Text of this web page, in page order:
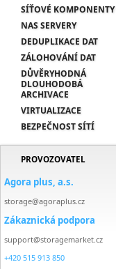
SÍŤOVÉ KOMPONENTY
NAS SERVERY
DEDUPLIKACE DAT
ZÁLOHOVÁNÍ DAT
DŮVĚRYHODNÁ
DLOUHODOBÁ
ARCHIVACE
VIRTUALIZACE
BEZPEČNOST SÍTÍ
PROVOZOVATEL
Agora plus, a.s.
storage@agoraplus.cz
Zákaznická podpora
support@storagemarket.cz
+420 515 913 850